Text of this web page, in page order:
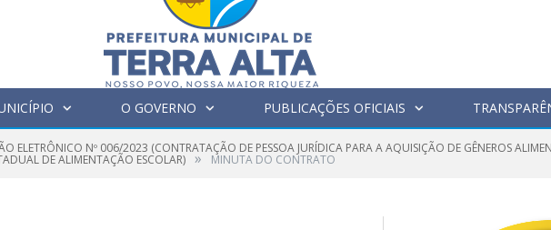
O GOVERNO PUBLICAÇÕES OFICIAIS
ELETRÔNICO Nº 006/2023 (CONTRATAÇÃO DE PESSOA JURÍDICA PARA A AQUISIÇÃO DE GÊNEROS
DE ALIMENTAÇÃO ESCOLAR) » MINUTA DO CONTRATO